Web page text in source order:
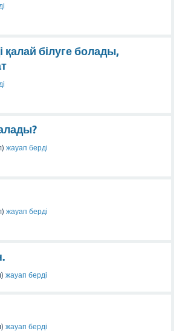
қалай білуге болады,
жауап берді
жауап берді
жауап берді
жауап берді